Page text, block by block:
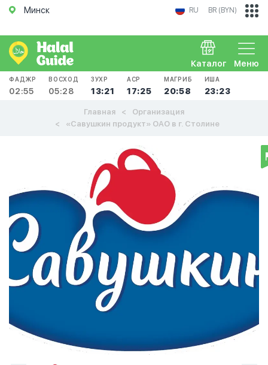
Минск RU BR (BYN)
Меню
Каталог
ФАДЖР
02:55
ВОСХОД
05:28
ЗУХР
13:21
АСР
17:25
МАГРИБ
20:58
ИША
23:23
Главная
Организация
«Савушкин продукт» ОАО в г. Столине